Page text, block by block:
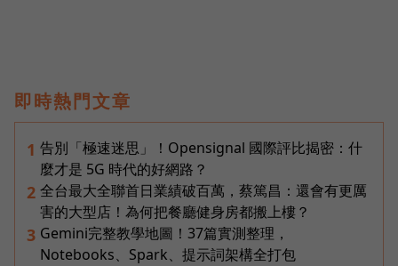
即時熱門文章
1 告別「極速迷思」！Opensignal 國際評比揭密：什
麼才是 5G 時代的好網路？
2 全台最大全聯首日業績破百萬，蔡篤昌：還會有更厲
害的大型店！為何把餐廳健身房都搬上樓？
3 Gemini完整教學地圖！37篇實測整理，
Notebooks、Spark、提示詞架構全打包